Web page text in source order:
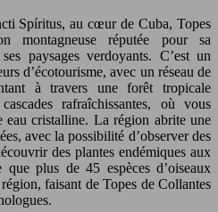
Spíritus, au cœur de Cuba, Topes
montagneuse réputée pour sa
paysages verdoyants. C’est un
d’écotourisme, avec un réseau de
à travers une forêt tropicale
rafraîchissantes, où vous
eau cristalline. La région abrite une
avec la possibilité d’observer des
des plantes endémiques aux
plus de 45 espèces d’oiseaux
faisant de Topes de Collantes